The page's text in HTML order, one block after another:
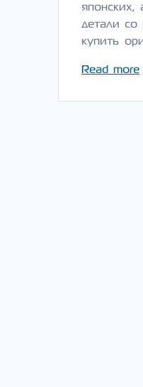
японских,
детали
купить
Read more